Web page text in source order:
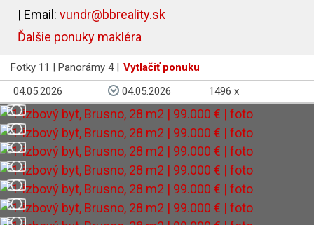
| Email: vundr@bbreality.sk
Ďalšie ponuky makléra
Fotky 11 | Panorámy 4 | Vytlačiť ponuku
04.05.2026
04.05.2026 1496 x